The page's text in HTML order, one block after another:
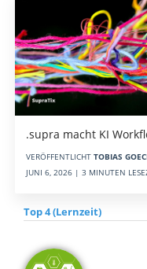
.supra macht KI
VERÖFFENTLICHT TOBIAS
JUNI 6, 2026 | 3 MINUTEN
Top 4 (Lernzeit)